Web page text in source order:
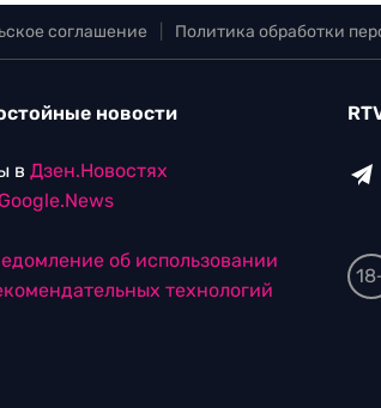
соглашение Политика обработки
новости
в Дзен.Новостях
Google.News
об использовании
технологий